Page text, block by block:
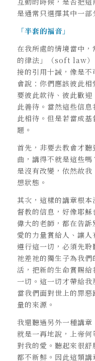
是通常只選擇其中一部
「半套的福音」
在我所處的情境當中
的律法」（soft law）
接的引用十誡，像是
會說：你們應該彼此相
要彼此款待、彼此歡
此善待。當然這些信
此相待。但是若當成
題。
首先，非要去教會才
曲，講得不就是這些
是沒有改變，依然故
想狀態。
其次，這樣的講章根
督教的信息，好像耶
偉大的老師，都在告
愛的力量賞給人、讓
遵行這一切，必須先
祂差祂的獨生子為我
活，把新的生命賞賜
一切。這一切才帶給
當我們面對世上的罪
量的來源。
我還聽過另外一種講
就是一再地說，上帝
對我的愛。聽起來很
都不新鮮。因此這類